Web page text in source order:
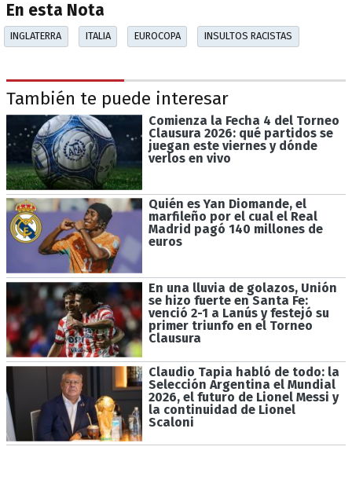
En esta Nota
INGLATERRA ITALIA EUROCOPA INSULTOS RACISTAS
También te puede interesar
Comienza la Fecha 4 del Torneo
Clausura 2026: qué partidos se
juegan este viernes y dónde
verlos en vivo
Quién es Yan Diomande, el
marfileño por el cual el Real
Madrid pagó 140 millones de
euros
En una lluvia de golazos, Unión
se hizo fuerte en Santa Fe:
venció 2-1 a Lanús y festejó su
primer triunfo en el Torneo
Clausura
Claudio Tapia habló de todo: la
Selección Argentina el Mundial
2026, el futuro de Lionel Messi y
la continuidad de Lionel
Scaloni